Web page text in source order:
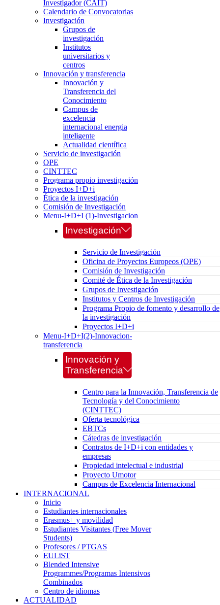
Investigador (CAIT)
Calendario de Convocatorias
Investigación
Grupos de
investigación
Institutos
universitarios y
centros
Innovación y transferencia
Innovación y
Transferencia del
Conocimiento
Campus de
excelencia
internacional energia
inteligente
Actualidad científica
Servicio de investigación
OPE
CINTTEC
Programa propio investigación
Proyectos I+D+i
Ética de la investigación
Comisión de Investigación
Menu-I+D+I (1)-Investigacion
Investigación
Servicio de Investigación
Oficina de Proyectos Europeos (OPE)
Comisión de Investigación
Comité de Ética de la Investigación
Grupos de Investigación
Institutos y Centros de Investigación
Programa Propio de fomento y desarrollo de
la investigación
Proyectos I+D+i
Menu-I+D+I(2)-Innovacion-
transferencia
Innovación y
Transferencia
Centro para la Innovación, Transferencia de
Tecnología y del Conocimiento
(CINTTEC)
Oferta tecnológica
EBTCs
Cátedras de investigación
Contratos de I+D+i con entidades y
empresas
Propiedad intelectual e industrial
Proyecto Umotor
Campus de Excelencia Internacional
INTERNACIONAL
Inicio
Estudiantes internacionales
Erasmus+ y movilidad
Estudiantes Visitantes (Free Mover
Students)
Profesores / PTGAS
EULiST
Blended Intensive
Programmes/Programas Intensivos
Combinados
Centro de idiomas
ACTUALIDAD